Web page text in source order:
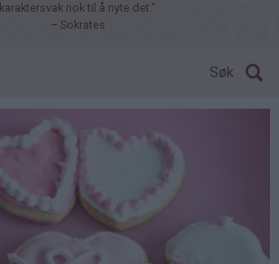
karaktersvak nok til å nyte det."
– Sokrates
Søk